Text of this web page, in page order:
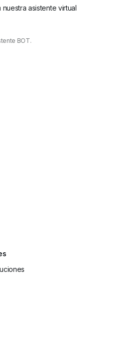
asistente virtual
BOT.